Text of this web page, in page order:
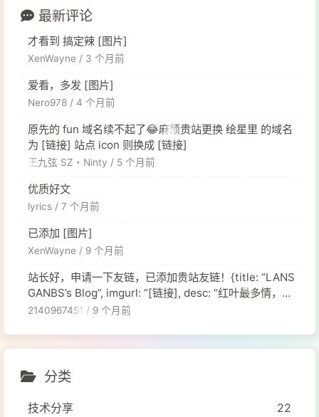
最新评论
才看到 搞定辣 [图片]
XenWayne / 3 个月前
爱看，多发 [图片]
Nero978 / 4 个月前
原先的 fun 域名续不起了😂麻烦贵站更换 绘星里 的域名
为 [链接] 站点 icon 则换成 [链接]
王九弦 SZ・Ninty / 5 个月前
优质好文
lyrics / 7 个月前
已添加 [图片]
XenWayne / 9 个月前
站长好，申请一下友链，已添加贵站友链！{title: “LANS
GANBS’s Blog”, imgurl: “[链接], desc: “红叶最多情，一
2140967451 / 9 个月前
分类
技术分享
22